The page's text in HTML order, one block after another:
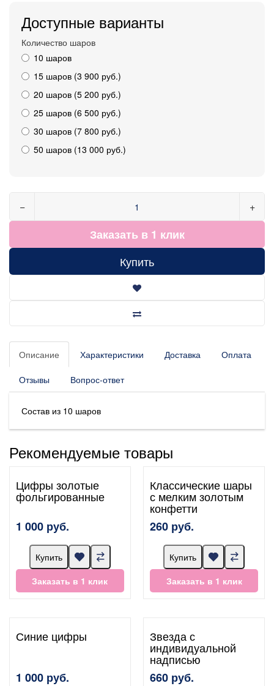
Доступные варианты
Количество шаров
10 шаров
15 шаров (3 900 руб.)
20 шаров (5 200 руб.)
25 шаров (6 500 руб.)
30 шаров (7 800 руб.)
50 шаров (13 000 руб.)
− +
Заказать в 1 клик
Купить
Описание Характеристики Доставка Оплата
Отзывы Вопрос-ответ
Состав из 10 шаров
Рекомендуемые товары
Цифры золотые
фольгированные
1 000 руб.
Купить
Заказать в 1 клик
Классические шары
с мелким золотым
конфетти
260 руб.
Купить
Заказать в 1 клик
Синие цифры
1 000 руб.
Звезда с
индивидуальной
надписью
660 руб.